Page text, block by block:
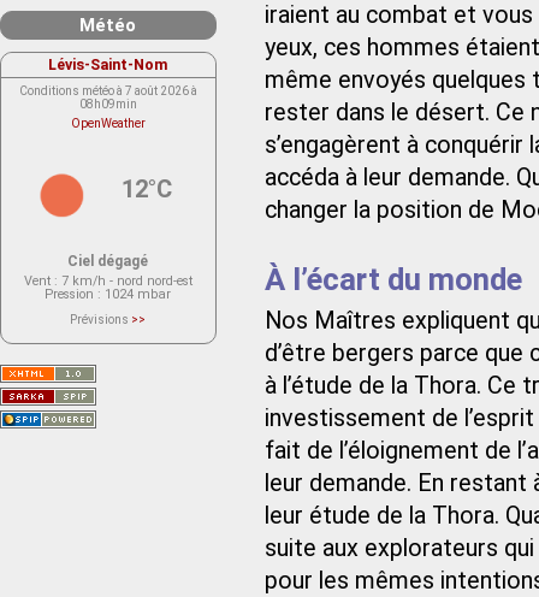
iraient au combat et
yeux, ces hommes
même envoyés
rester dans le désert. Ce
s’engagèrent à
accéda à leur demande.
changer la position de
À l’écart du monde
Nos Maîtres expliquent
d’être bergers parce
à l’étude de la Thora. Ce
investissement de
fait de l’éloignement de
leur demande. En restant
leur étude de la Thora.
suite aux explorateurs
pour les mêmes
Météo
Lévis-Saint-Nom
Conditions météo à 7 août 2026 à
08h09min
OpenWeather
12°C
Ciel dégagé
Vent : 7 km/h - nord nord-est
Pression : 1024 mbar
Prévisions >>
actuellement aucune prévision
Saint-Nom.
Veuillez consulter le message du
service ci-dessous.
(401 - Invalid API key. Please see
https://openweathermap.org/faq#error401